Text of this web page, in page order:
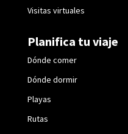
Visitas virtuales
Planifica tu viaje
Dónde comer
Dónde dormir
Playas
Rutas